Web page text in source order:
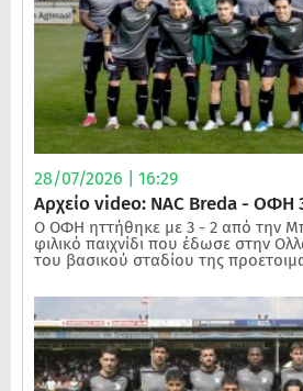
28/07/2026 | 16:29
Αρχείο video: NAC Breda - ΟΦΗ
Ο ΟΦΗ ηττήθηκε με 3 - 2 από την
φιλικό παιχνίδι που έδωσε στην
του βασικού σταδίου της